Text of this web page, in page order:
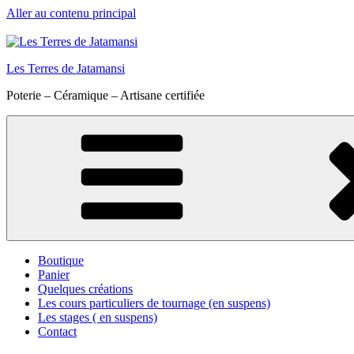
Aller au contenu principal
Les Terres de Jatamansi
Poterie – Céramique – Artisane certifiée
Boutique
Panier
Quelques créations
Les cours particuliers de tournage (en suspens)
Les stages ( en suspens)
Contact